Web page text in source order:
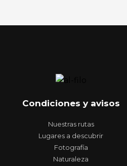
Condiciones y avisos
Nuestras rutas
Lugares a descubrir
Fotografía
Naturaleza